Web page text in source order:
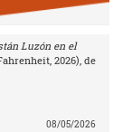
Luzón en el
2026), de
08/05/2026